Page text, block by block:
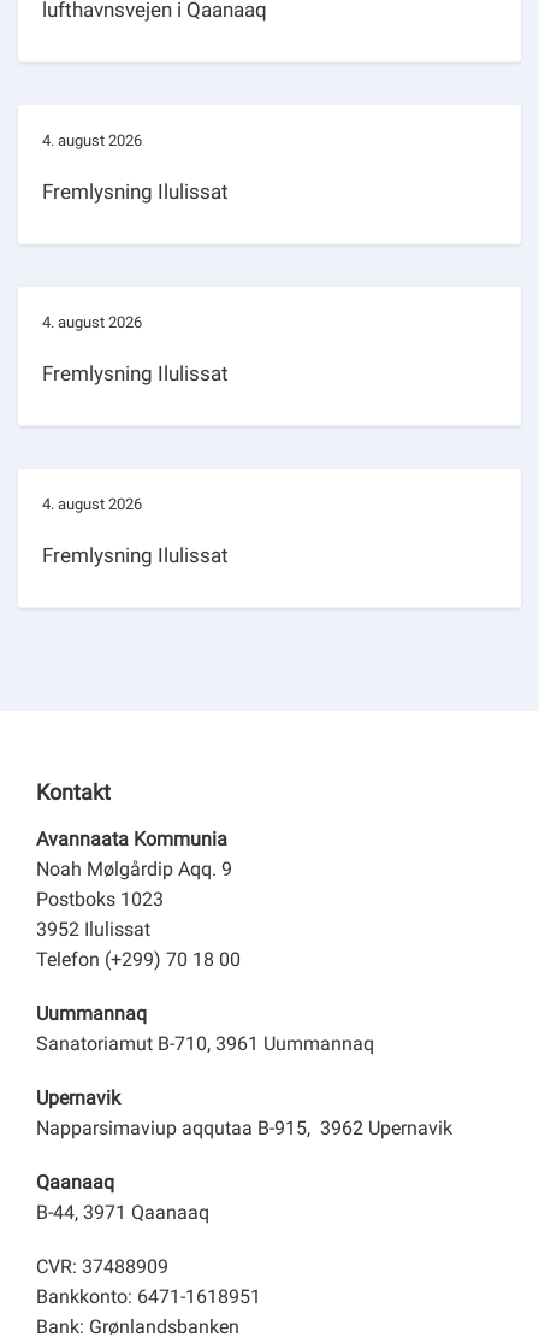
lufthavnsvejen i Qaanaaq
4. august 2026
Fremlysning Ilulissat
4. august 2026
Fremlysning Ilulissat
4. august 2026
Fremlysning Ilulissat
Kontakt
Avannaata Kommunia
Noah Mølgårdip Aqq. 9
Postboks 1023
3952 Ilulissat
Telefon (+299) 70 18 00
Uummannaq
Sanatoriamut B-710, 3961 Uummannaq
Upernavik
Napparsimaviup aqqutaa B-915, 3962 Upernavik
Qaanaaq
B-44, 3971 Qaanaaq
CVR: 37488909
Bankkonto: 6471-1618951
Bank: Grønlandsbanken